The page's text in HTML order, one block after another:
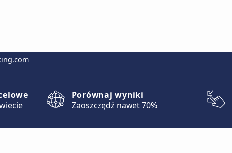
Porównaj wyniki
Zaoszczędź nawet 70%